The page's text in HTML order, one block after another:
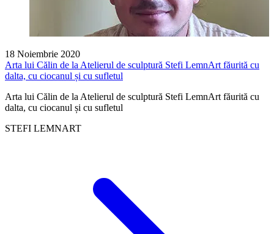
18 Noiembrie 2020
Arta lui Călin de la Atelierul de sculptură Stefi LemnArt făurită cu
dalta, cu ciocanul și cu sufletul
Arta lui Călin de la Atelierul de sculptură Stefi LemnArt făurită cu
dalta, cu ciocanul și cu sufletul
STEFI LEMNART